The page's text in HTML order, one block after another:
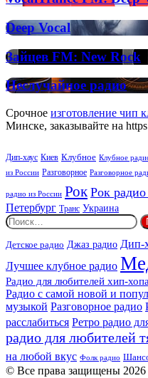
FM:
Deep
Vocal
House
Deep
Vocal
Deep Vocal
Зайцев
FM:
New
Rock
Зайцев FM: New Rock
Неслучайное
радио
Неслучайное радио
Срочное изготовление чип
Минске, заказывайте на
Дип-хаус Киев Клубное Клубное
из России Разговорное Разговорное
радио из России Рок Рок
Петербург Транс Украина
Найти:
Детское радио Джаз радио Дип-
Лучшее клубное радио
Радио для любителей хип-
Радио с самой новой и
музыкой Разговорное радио
расслабиться Ретро радио
радио для любителей
на любой вкус Фолк радио
© Все права защищены 2026